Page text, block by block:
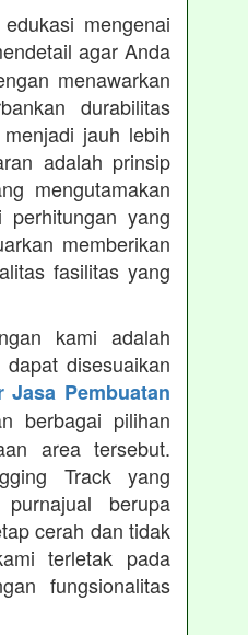
mengenai
agar Anda
menawarkan
durabilitas
jauh lebih
adalah prinsip
mengutamakan
yang
memberikan
fasilitas yang
kami adalah
disesuaikan
Jasa Pembuatan
berbagai pilihan
area tersebut.
Track yang
berupa
cerah dan tidak
terletak pada
fungsionalitas